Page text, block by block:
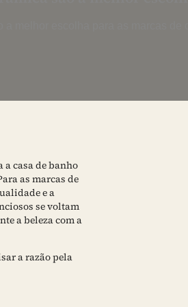
a casa de banho
as marcas de
e a
se voltam
a beleza com a
a razão pela